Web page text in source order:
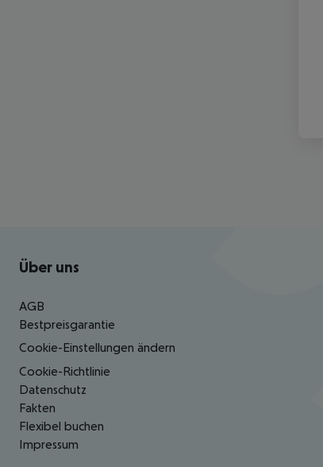
Footer navigation
Über uns
AGB
Bestpreisgarantie
Cookie-Einstellungen ändern
Cookie-Richtlinie
Datenschutz
Fakten
Flexibel buchen
Impressum